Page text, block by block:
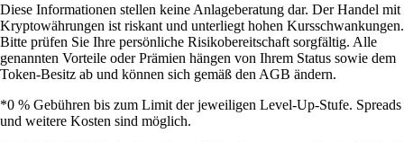
Diese Informationen stellen keine Anlageberatung dar. Der Handel mit
Kryptowährungen ist riskant und unterliegt hohen Kursschwankungen.
Bitte prüfen Sie Ihre persönliche Risikobereitschaft sorgfältig. Alle
genannten Vorteile oder Prämien hängen von Ihrem Status sowie dem
Token-Besitz ab und können sich gemäß den AGB ändern.
*0 % Gebühren bis zum Limit der jeweiligen Level-Up-Stufe. Spreads
und weitere Kosten sind möglich.